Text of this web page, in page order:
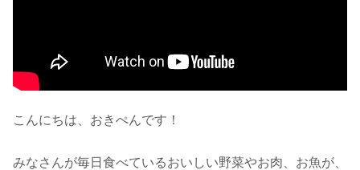
こんにちは、おきぺんです！
みなさんが毎日食べているおいしい野菜やお肉、お魚が、